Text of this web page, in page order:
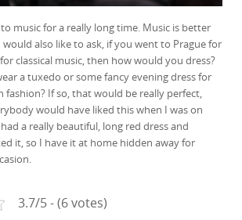
music for a really long time. Music is better
also like to ask, if you went to Prague for
classical music, then how would you dress?
a tuxedo or some fancy evening dress for
fashion? If so, that would be really perfect,
would have liked this when I was on
a really beautiful, long red dress and
it, so I have it at home hidden away for
3.7/5 - (6 votes)